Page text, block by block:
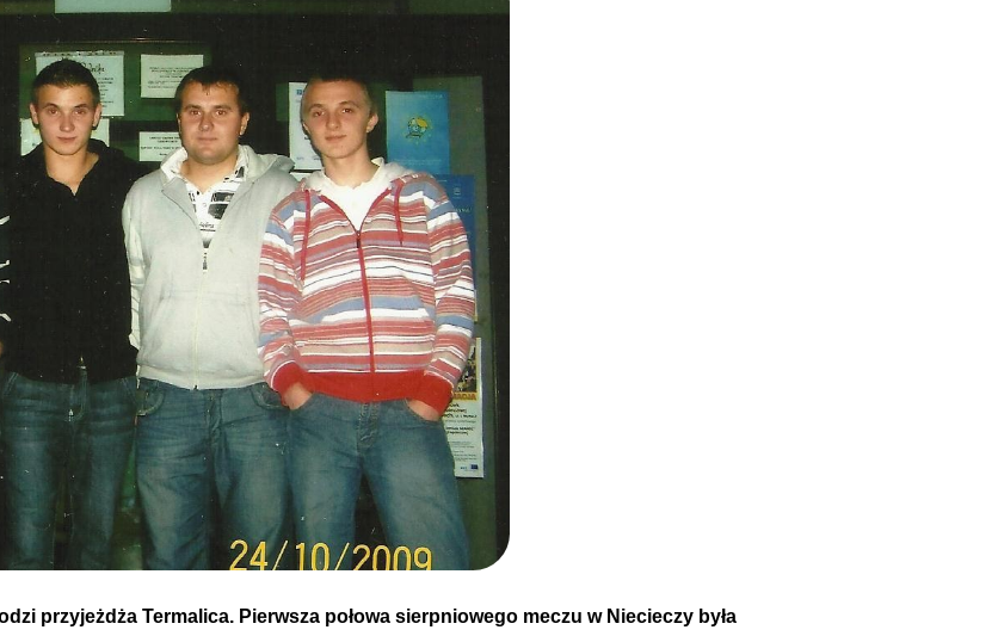
przyjeżdża Termalica. Pierwsza połowa sierpniowego meczu w Niecieczy była